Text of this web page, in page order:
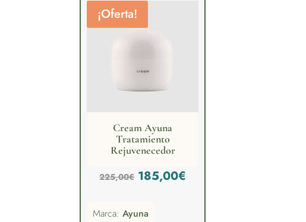
¡Oferta!
Cream Ayuna
Tratamiento
Rejuvenecedor
225,00€ El
original
185,00€
Marca:Ayuna